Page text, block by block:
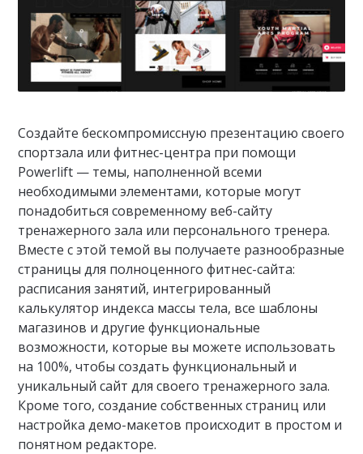
Создайте бескомпромиссную презентацию своего
спортзала или фитнес-центра при помощи
Powerlift — темы, наполненной всеми
необходимыми элементами, которые могут
понадобиться современному веб-сайту
тренажерного зала или персонального тренера.
Вместе с этой темой вы получаете разнообразные
страницы для полноценного фитнес-сайта:
расписания занятий, интегрированный
калькулятор индекса массы тела, все шаблоны
магазинов и другие функциональные
возможности, которые вы можете использовать
на 100%, чтобы создать функциональный и
уникальный сайт для своего тренажерного зала.
Кроме того, создание собственных страниц или
настройка демо-макетов происходит в простом и
понятном редакторе.